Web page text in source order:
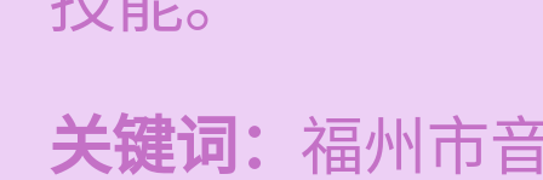
关键词： 福州市